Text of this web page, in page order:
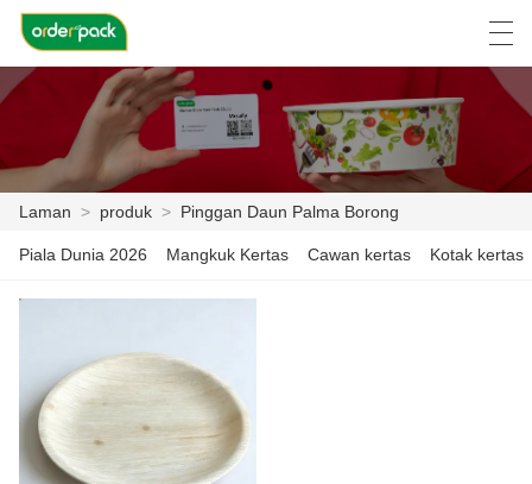
BERITA
KES
Deutsch
Laman > produk > Pinggan Daun Palma Borong
Piala Dunia 2026 Mangkuk Kertas Cawan kertas Kotak kertas